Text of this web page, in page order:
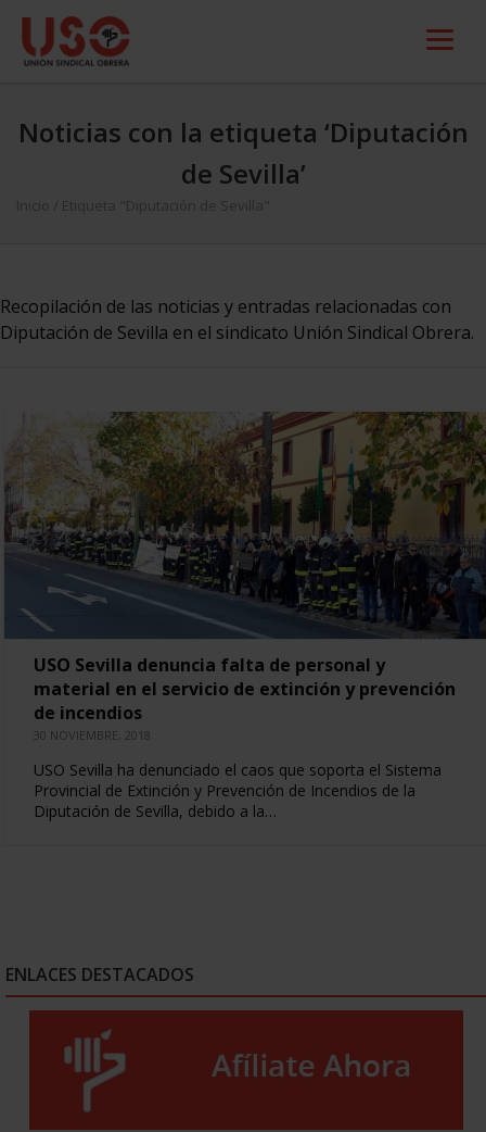
Noticias con la etiqueta ‘Diputación
de Sevilla’
Inicio Etiqueta "Diputación de Sevilla"
Recopilación de las noticias y entradas relacionadas con
Diputación de Sevilla en el sindicato Unión Sindical Obrera.
USO Sevilla denuncia falta de personal y
material en el servicio de extinción y prevención
de incendios
30 NOVIEMBRE, 2018
USO Sevilla ha denunciado el caos que soporta el Sistema
Provincial de Extinción y Prevención de Incendios de la
Diputación de Sevilla, debido a la…
ENLACES DESTACADOS